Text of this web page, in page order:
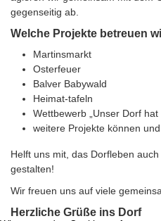
gegenseitig ab.
Welche Projekte betreuen
Martinsmarkt
Osterfeuer
Balver Babywald
Heimat-tafeln
Wettbewerb „Unser Dorf hat
weitere Projekte können
Helft uns mit, das Dorfleben
gestalten!
Wir freuen uns auf viele
Herzliche Grüße ins Dorf